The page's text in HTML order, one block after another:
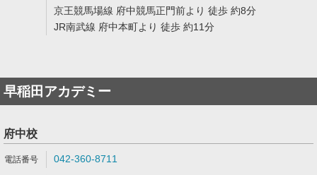
京王競馬場線 府中競馬正門前より 徒歩 約8分
JR南武線 府中本町より 徒歩 約11分
早稲田アカデミー
府中校
042-360-8711